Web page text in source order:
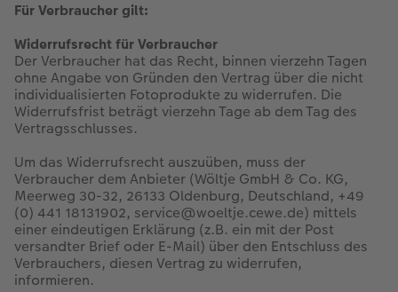
Für Verbraucher gilt:
Widerrufsrecht für Verbraucher
Der Verbraucher hat das Recht, binnen vierzehn Tagen
ohne Angabe von Gründen den Vertrag über die nicht
individualisierten Fotoprodukte zu widerrufen. Die
Widerrufsfrist beträgt vierzehn Tage ab dem Tag des
Vertragsschlusses.
Um das Widerrufsrecht auszuüben, muss der
Verbraucher dem Anbieter (Wöltje GmbH & Co. KG,
Meerweg 30-32, 26133 Oldenburg, Deutschland, +49
(0) 441 18131902, service@woeltje.cewe.de) mittels
einer eindeutigen Erklärung (z.B. ein mit der Post
versandter Brief oder E-Mail) über den Entschluss des
Verbrauchers, diesen Vertrag zu widerrufen,
informieren.